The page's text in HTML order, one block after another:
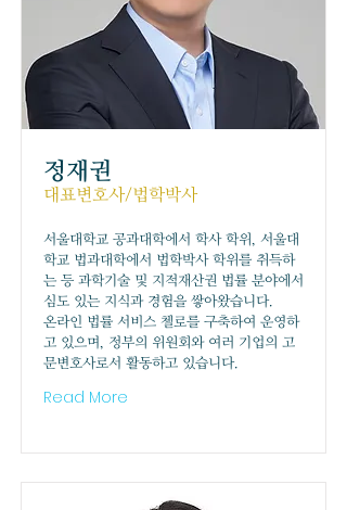
정재권
대표변호사/법학박사
서울대학교 공과대학에서 학사 학위, 서울대
학교 법과대학에서 법학박사 학위를 취득하
는 등 과학기술 및 지적재산권 법률 분야에서
심도 있는 지식과 경험을 쌓아왔습니다.
온라인 법률 서비스 첼로를 구축하여 운영하
고 있으며, 정부의 위원회와 여러 기업의 고
문변호사로서 활동하고 있습니다.
Read More